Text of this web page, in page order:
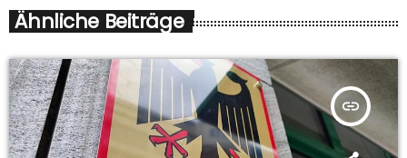
Ähnliche Beiträge
insert_link